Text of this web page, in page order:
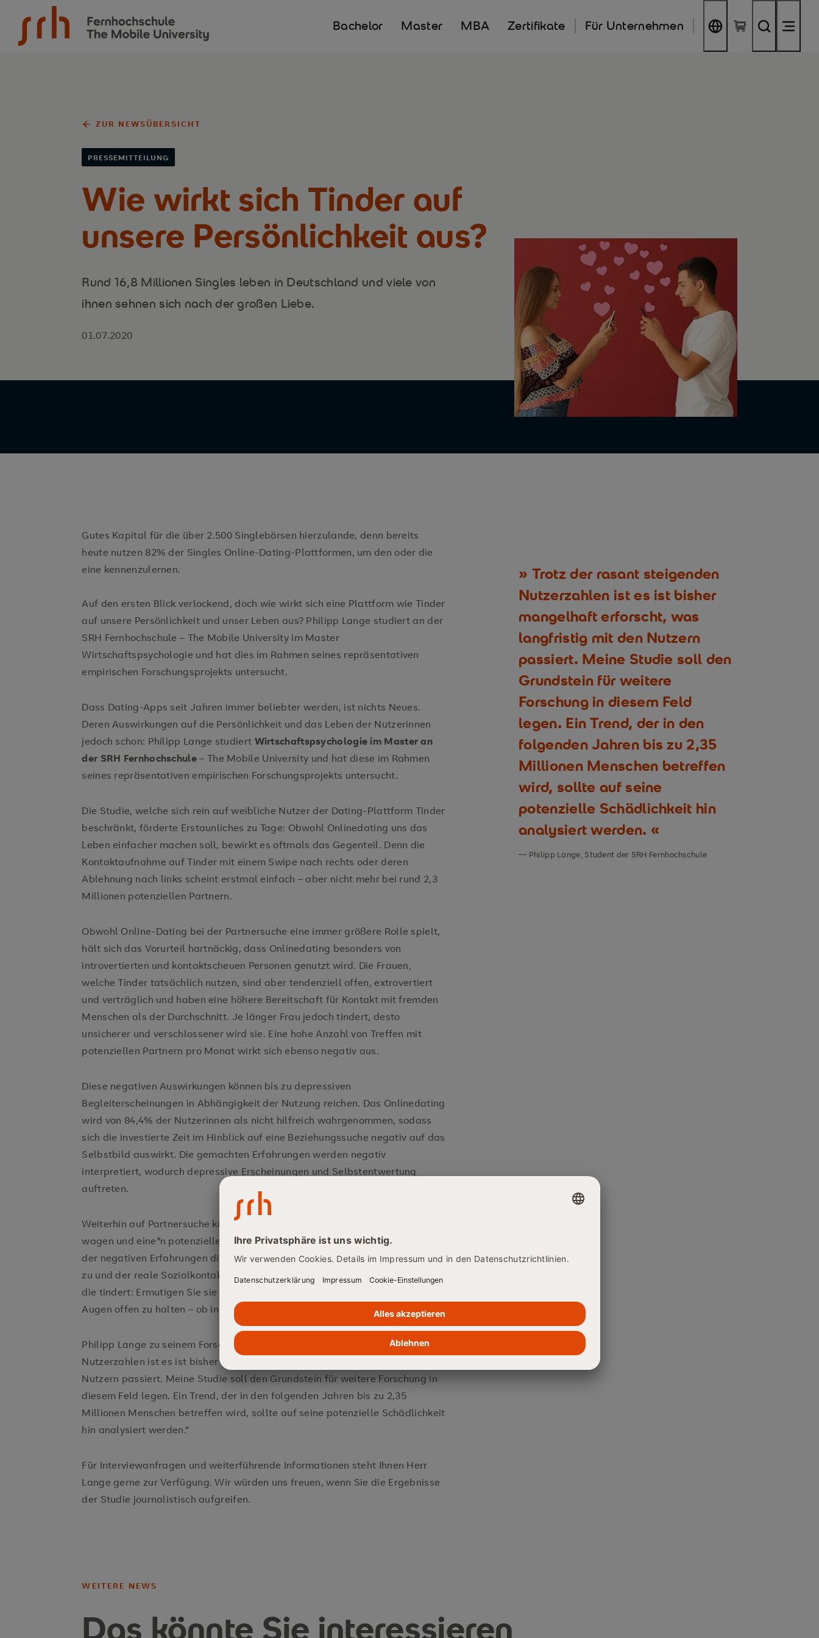
Bachelor Master MBA Zertifikate Für Unternehmen
ZUR NEWSÜBERSICHT
PRESSEMITTEILUNG
Wie wirkt sich Tinder auf
unsere Persönlichkeit aus?
Rund 16,8 Millionen Singles leben in Deutschland und viele von
ihnen sehnen sich nach der großen Liebe.
01.07.2020
Gutes Kapital für die über 2.500 Singlebörsen hierzulande, denn bereits
heute nutzen 82% der Singles Online-Dating-Plattformen, um den oder die
eine kennenzulernen.
Auf den ersten Blick verlockend, doch wie wirkt sich eine Plattform wie Tinder
auf unsere Persönlichkeit und unser Leben aus? Philipp Lange studiert an der
SRH Fernhochschule – The Mobile University im Master
Wirtschaftspsychologie und hat dies im Rahmen seines repräsentativen
empirischen Forschungsprojekts untersucht.
Dass Dating-Apps seit Jahren immer beliebter werden, ist nichts Neues.
Deren Auswirkungen auf die Persönlichkeit und das Leben der Nutzerinnen
jedoch schon: Philipp Lange studiert Wirtschaftspsychologie im Master an
der SRH Fernhochschule– The Mobile University und hat diese im Rahmen
seines repräsentativen empirischen Forschungsprojekts untersucht.
Die Studie, welche sich rein auf weibliche Nutzer der Dating-Plattform Tinder
beschränkt, förderte Erstaunliches zu Tage: Obwohl Onlinedating uns das
Leben einfacher machen soll, bewirkt es oftmals das Gegenteil. Denn die
Kontaktaufnahme auf Tinder mit einem Swipe nach rechts oder deren
Ablehnung nach links scheint erstmal einfach – aber nicht mehr bei rund 2,3
Millionen potenziellen Partnern.
Obwohl Online-Dating bei der Partnersuche eine immer größere Rolle spielt,
hält sich das Vorurteil hartnäckig, dass Onlinedating besonders von
introvertierten und kontaktscheuen Personen genutzt wird. Die Frauen,
welche Tinder tatsächlich nutzen, sind aber tendenziell offen, extrovertiert
und verträglich und haben eine höhere Bereitschaft für Kontakt mit fremden
Menschen als der Durchschnitt. Je länger Frau jedoch tindert, desto
unsicherer und verschlossener wird sie. Eine hohe Anzahl von Treffen mit
potenziellen Partnern pro Monat wirkt sich ebenso negativ aus.
Diese negativen Auswirkungen können bis zu depressiven
Begleiterscheinungen in Abhängigkeit der Nutzung reichen. Das Onlinedating
wird von 84,4% der Nutzerinnen als nicht hilfreich wahrgenommen, sodass
sich die investierte Zeit im Hinblick auf eine Beziehungssuche negativ auf das
Selbstbild auswirkt. Die gemachten Erfahrungen werden negativ
interpretiert, wodurch depressive Erscheinungen und Selbstentwertung
auftreten.
Weiterhin auf Partnersuche könnte Frau im „echten“ Leben den ersten Schritt
wagen und eine*n potenzielle*n Partner*in anflirten. Allerdings nehmen trotz
der negativen Erfahrungen die Kontaktversuche über Plattformen weiterhin
zu und der reale Sozialkontakt nimmt ab. Falls Sie also eine Freundin kennen,
die tindert: Ermutigen Sie sie ruhig, das Handy beiseitezulegen und die
Augen offen zu halten – ob in der Bahn, beim Bäcker oder beim Sport.
Philipp Lange zu seinem Forschungsprojekt: „Trotz der rasant steigenden
Nutzerzahlen ist es ist bisher mangelhaft erforscht, was langfristig mit den
Nutzern passiert. Meine Studie soll den Grundstein für weitere Forschung in
diesem Feld legen. Ein Trend, der in den folgenden Jahren bis zu 2,35
Millionen Menschen betreffen wird, sollte auf seine potenzielle Schädlichkeit
hin analysiert werden."
Für Interviewanfragen und weiterführende Informationen steht Ihnen Herr
Lange gerne zur Verfügung. Wir würden uns freuen, wenn Sie die Ergebnisse
der Studie journalistisch aufgreifen.
Trotz der rasant steigenden
Nutzerzahlen ist es ist bisher
mangelhaft erforscht, was
langfristig mit den Nutzern
passiert. Meine Studie soll den
Grundstein für weitere
Forschung in diesem Feld
legen. Ein Trend, der in den
folgenden Jahren bis zu 2,35
Millionen Menschen betreffen
wird, sollte auf seine
potenzielle Schädlichkeit hin
analysiert werden.
Philipp Lange, Student der SRH Fernhochschule
WEITERE NEWS
Das könnte Sie interessieren